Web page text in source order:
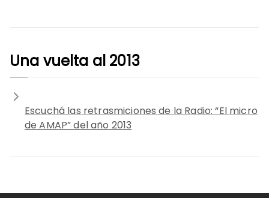
Una vuelta al 2013
Escuchá las retrasmiciones de la Radio: “El micro
de AMAP” del año 2013